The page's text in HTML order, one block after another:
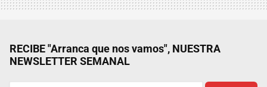
RECIBE "Arranca que nos vamos", NUESTRA
NEWSLETTER SEMANAL